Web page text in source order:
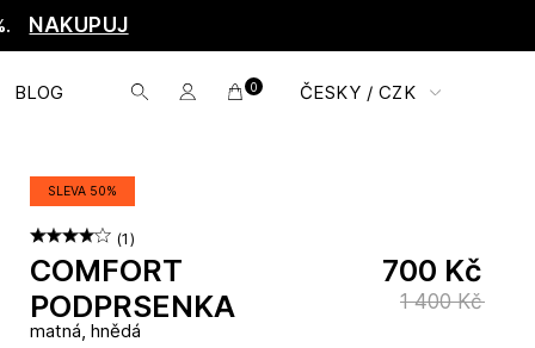
NAKUPUJ
BLOG 0 ČESKY / CZK
SLEVA 50%
(1)
COMFORT
PODPRSENKA
matná, hnědá
700 Kč
1 400 Kč